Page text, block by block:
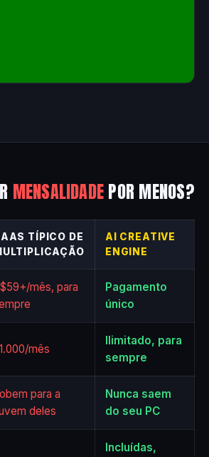
MENSALIDADEPOR MENOS?
TÍPICO DE
AI CREATIVE
ENGINE
mês, para
Pagamento
único
mês
Ilimitado, para
sempre
para a
deles
Nunca saem
do seu PC
Incluídas,